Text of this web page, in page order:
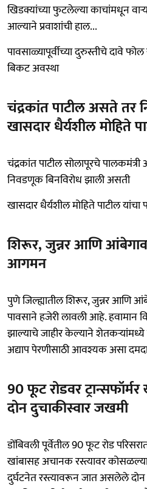
खिडक्यांच्या फुटलेल्या काचांमधून
आल्याने प्रवाशांची हाल...
पावसाळ्यापूर्वीच्या दुरुस्तीचे दावे
बिकट अवस्था
चंद्रकांत पाटील असते तर
खासदार धैर्यशील मोहिते
चंद्रकांत पाटील सोलापूरचे
निवडणूक बिनविरोध झाली असती
खासदार धैर्यशील मोहिते पाटील यांचा
शिरूर, जुन्नर आणि
आगमन
पुणे जिल्ह्यातील शिरूर, जुन्नर आणि
पावसाने हजेरी लावली आहे. हवामान
झाल्याचे जाहीर केल्याने
अद्याप पेरणीसाठी आवश्यक असा
90 फूट रोडवर
दोन दुचाकीस्वार जखमी
डोंबिवली पूर्वेतील 90 फूट रोड
खांबासह अचानक रस्त्यावर
दुर्घटनेत रस्त्यावरून जात असलेले